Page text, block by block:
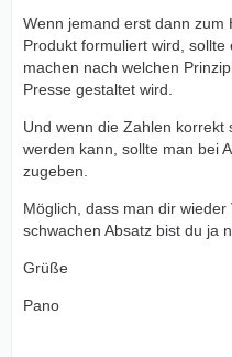
Wenn jemand erst dann zum
Produkt formuliert wird,
machen nach welchen
Presse gestaltet wird.
Und wenn die Zahlen
werden kann, sollte man bei
zugeben.
Möglich, dass man dir
schwachen Absatz bist du ja
Grüße
Pano